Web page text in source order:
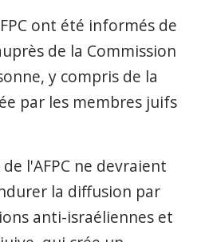
ont été informés de
de la Commission
y compris de la
par les membres juifs
l'AFPC ne devraient
la diffusion par
anti-israéliennes et